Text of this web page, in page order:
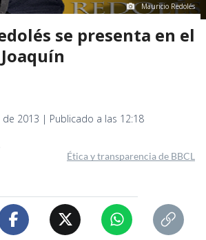
Mauricio Redolés
se presenta en el
de 2013 | Publicado a las 12:18
Ética y transparencia de BBCL